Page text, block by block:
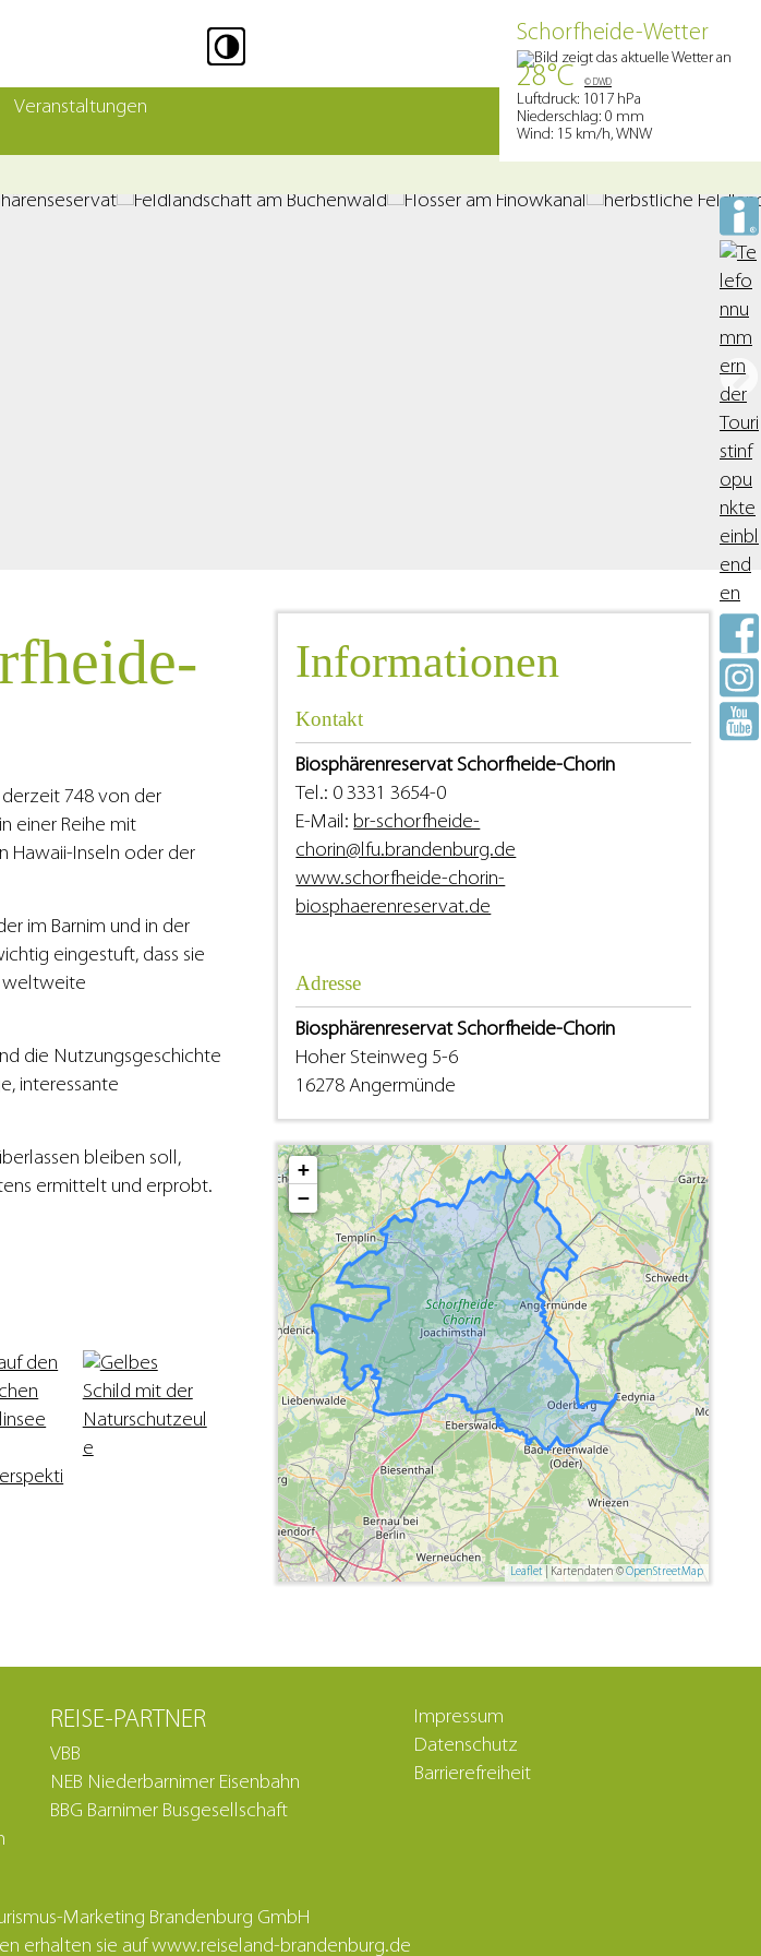
Veranstaltungen
Schorfheide-Wetter
28°C © DWD
Luftdruck: 1017 hPa
Niederschlag: 0 mm
Wind: 15 km/h, WNW
748 von der
einer Reihe mit
Hawaii-Inseln oder der
im Barnim und in der
eingestuft, dass sie
weltweite
die Nutzungsgeschichte
interessante
bleiben soll,
ermittelt und erprobt.
Informationen
Kontakt
Biosphärenreservat Schorfheide-Chorin
Tel.: 0 3331 3654-0
E-Mail: br-schorfheide-
chorin@lfu.brandenburg.de
www.schorfheide-chorin-
biosphaerenreservat.de
Adresse
Biosphärenreservat Schorfheide-Chorin
Hoher Steinweg 5-6
16278 Angermünde
+
−
Leaflet| Kartendaten ©OpenStreetMap
REISE-PARTNER
VBB
NEB Niederbarnimer Eisenbahn
BBG Barnimer Busgesellschaft
Impressum
Datenschutz
Barrierefreiheit
Marketing Brandenburg GmbH
erhalten sie auf www.reiseland-brandenburg.de